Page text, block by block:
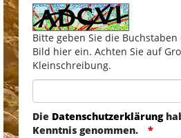
Bitte geben Sie die
Bild hier ein. Achten Sie auf
Kleinschreibung.
Die Datenschutzerklärung
Kenntnis genommen.